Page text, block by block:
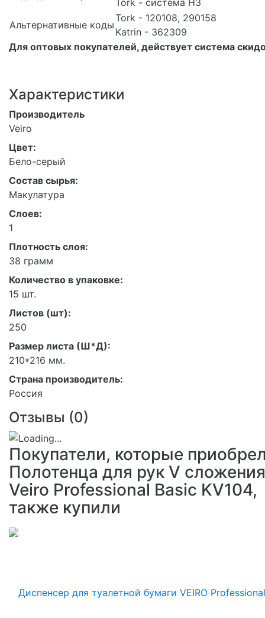
Альтернативные коды
Tork - 120108, 290158
Katrin - 362309
Для оптовых покупателей, действует система
Характеристики
Производитель
Veiro
Цвет:
Бело-серый
Состав сырья:
Макулатура
Слоев:
1
Плотность слоя:
38 грамм
Количество в упаковке:
15 шт.
Листов (шт):
250
Размер листа (Ш*Д):
210*216 мм.
Страна производитель:
Россия
Отзывы (0)
Покупатели, которые
Полотенца для рук V сложения
Veiro Professional Basic KV104,
также купили